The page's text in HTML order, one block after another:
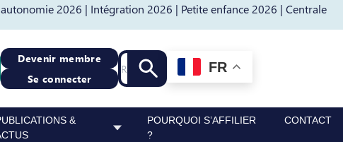
2026 | Intégration 2026 | Petite enfance 2026 | Centrale
Devenir membre
Se connecter
Recherche
Lancer la recherche
FR
&
POURQUOI S’AFFILIER
?
CONTACT